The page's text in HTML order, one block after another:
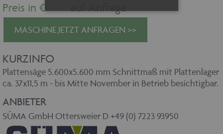
Preis in €: auf Anfrage
MASCHINE JETZT ANFRAGEN >>
KURZINFO
Plattensäge 5.600x5.600 mm Schnittmaß mit Plattenlager
ca. 37x11,5 m - bis Mitte November in Betrieb besichtigbar.
ANBIETER
SÜMA GmbH Ottersweier D +49 (0) 7223 93950
Unbedingt erforderlich
dieses Cookie-Banner. Ohne die
unbedingt erforderlichen Cookies kann
die Website nicht ordnungsgemäß
Cookie-Banner auf jeder Seite Ihre
Zustimmung geben.